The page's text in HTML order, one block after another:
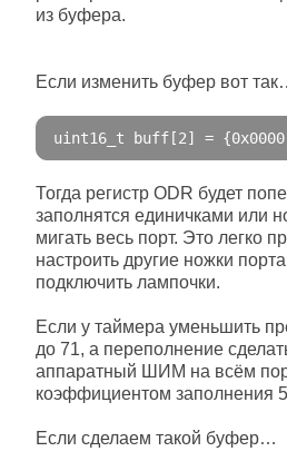
из буфера.
Если изменить буфер вот
uint16_t buff [2] = {0x0000
Тогда регистр ODR будет
заполнятся единичками или
мигать весь порт. Это легко
настроить другие ножки
подключить лампочки.
Если у таймера уменьшить
до 71, а переполнение
аппаратный ШИМ на всём
коэффициентом заполнения
Если сделаем такой буфер…